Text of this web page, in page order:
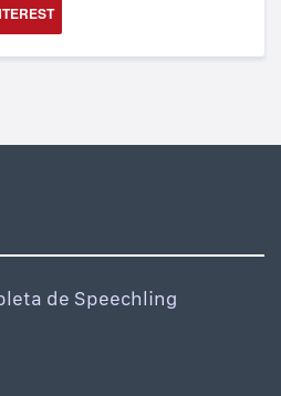
de Speechling